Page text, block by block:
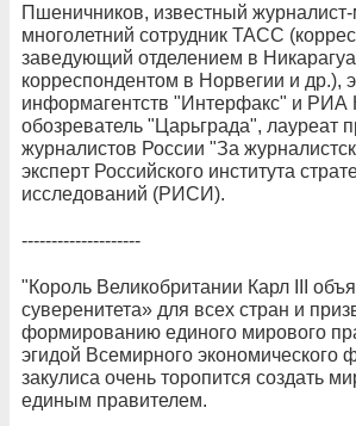
Пшеничников, известный
многолетний сотрудник ТАСС
заведующий отделением в
корреспондентом в Норвегии и др.),
информагентств "Интерфакс" и РИА
обозреватель "Царьграда", лауреат
журналистов России "За
эксперт Российского института
исследований (РИСИ).
--------------------
"Король Великобритании Карл III
суверенитета» для всех стран и
формированию единого мирового
эгидой Всемирного экономического
закулиса очень торопится создать
единым правителем.